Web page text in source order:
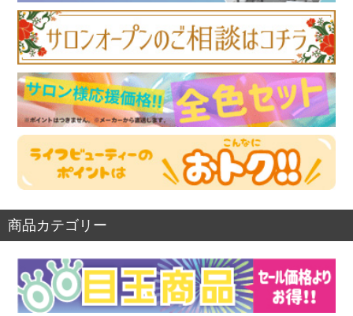
商品カテゴリー